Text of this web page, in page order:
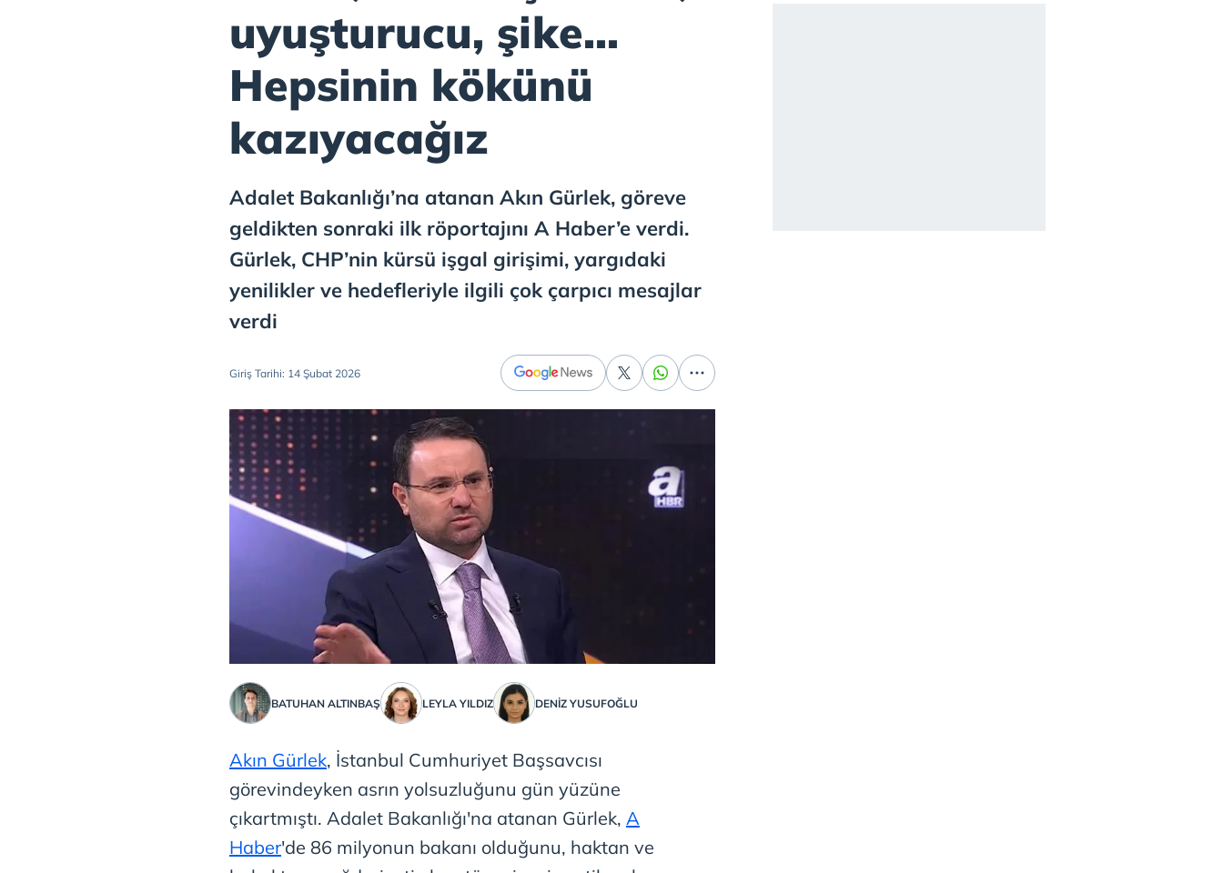
uyuşturucu, şike...
Hepsinin kökünü
kazıyacağız
Adalet Bakanlığı’na atanan Akın Gürlek, göreve
geldikten sonraki ilk röportajını A Haber’e verdi.
Gürlek, CHP’nin kürsü işgal girişimi, yargıdaki
yenilikler ve hedefleriyle ilgili çok çarpıcı mesajlar
verdi
Giriş Tarihi: 14 Şubat 2026
BATUHAN ALTINBAŞ LEYLA YILDIZ DENIZ YUSUFOĞLU
Akın Gürlek, İstanbul Cumhuriyet Başsavcısı
görevindeyken asrın yolsuzluğunu gün yüzüne
çıkartmıştı. Adalet Bakanlığı'na atanan Gürlek, A
Haber'de 86 milyonun bakanı olduğunu, haktan ve